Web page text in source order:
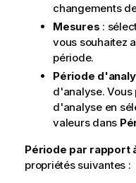
changements
Mesures :
vous souhaitez
période.
Période
d'analyse. Vous
d'analyse en
valeurs dans
Période par rapport
propriétés suivantes :